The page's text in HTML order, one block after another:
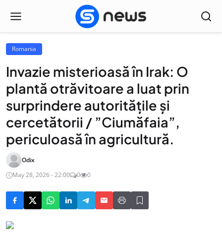
Romania
Invazie misterioasă în Irak: O
plantă otrăvitoare a luat prin
surprindere autoritățile și
cercetătorii / ”Ciumăfaia”,
periculoasă în agricultură.
Odix
May 28, 2026 - 22:00
0 0